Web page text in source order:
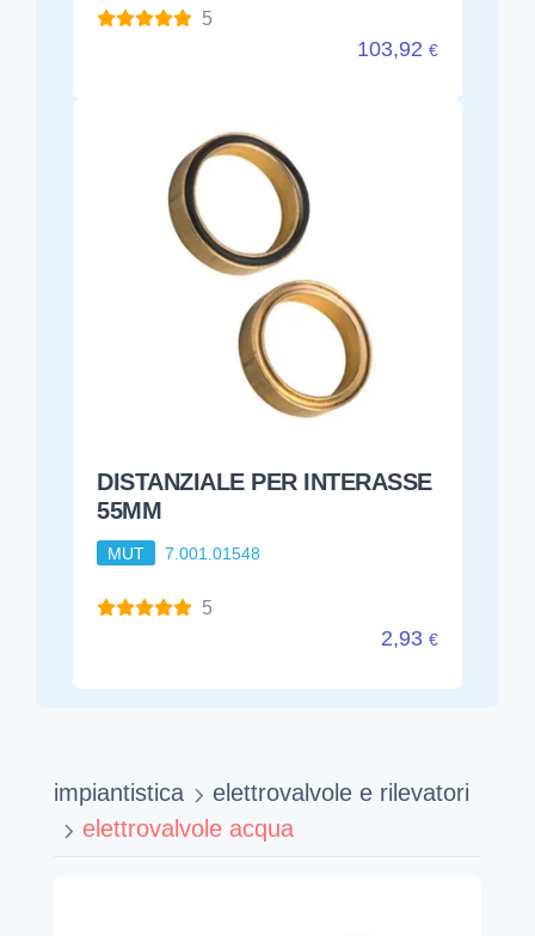
5
103,92 €
DISTANZIALE PER INTERASSE
55MM
MUT 7.001.01548
5
2,93 €
impiantistica
elettrovalvole e rilevatori
elettrovalvole acqua